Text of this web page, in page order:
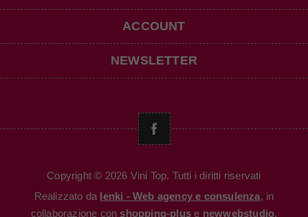
ACCOUNT
NEWSLETTER
Copyright © 2026 Vini Top. Tutti i diritti riservati
Realizzato da Ienki - Web agency e consulenza, in
collaborazione con shopping-plus e newwebstudio.